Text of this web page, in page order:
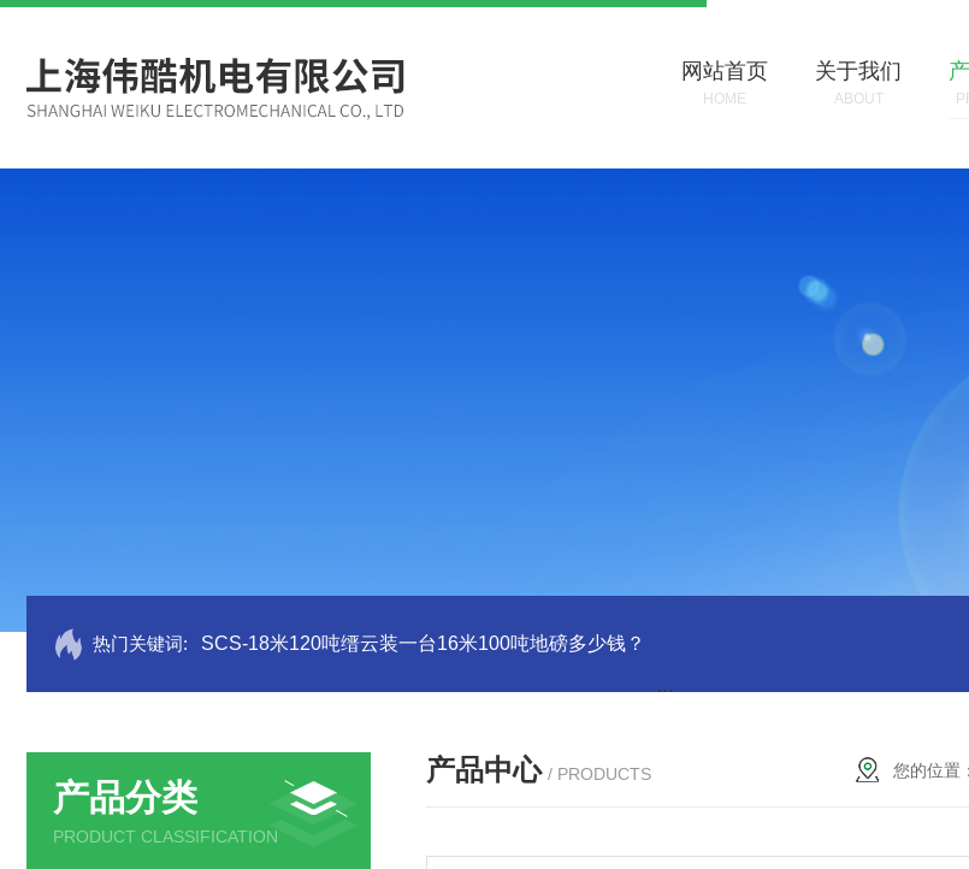
网站首页
HOME
关于我们
ABOUT
热门关键词: SCS-18米120吨缙云装一台16米100吨地磅多少钱？
产品分类
PRODUCT CLASSIFICATION
产品中心 / PRODUCTS 您的位置：